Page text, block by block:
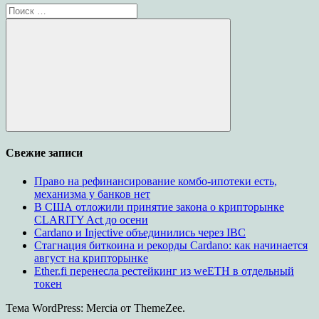
Поиск
для:
Поиск
Свежие записи
Право на рефинансирование комбо-ипотеки есть,
механизма у банков нет
В США отложили принятие закона о крипторынке
CLARITY Act до осени
Cardano и Injective объединились через IBC
Стагнация биткоина и рекорды Cardano: как начинается
август на крипторынке
Ether.fi перенесла рестейкинг из weETH в отдельный
токен
Тема WordPress: Mercia от ThemeZee.